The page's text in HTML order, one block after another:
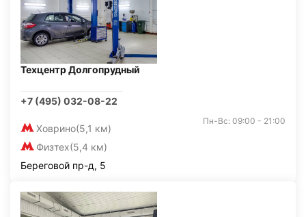
Техцентр Долгопрудный
+7 (495) 032-08-22
Ховрино(5,1 км)
Физтех(5,4 км)
Пн-Вс: 09:00 - 21:00
Береговой пр-д, 5